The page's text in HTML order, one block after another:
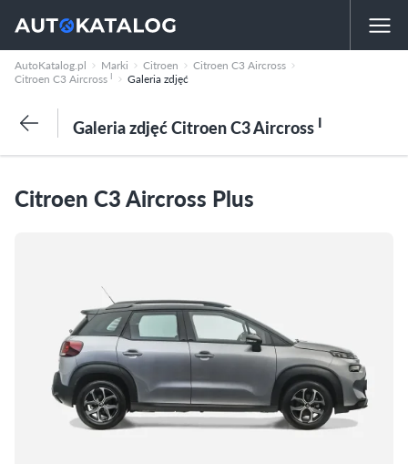
AutoKatalog.pl Marki Citroen
Citroen C3 Aircross
Citroen C3 Aircross I Galeria zdjęć
Galeria zdjęć Citroen C3 Aircross I
Citroen C3 Aircross Plus